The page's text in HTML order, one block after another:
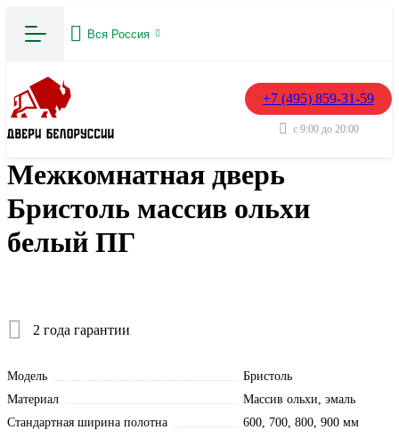
Вся Россия
+7 (495) 859-31-59
с 9:00 до 20:00
Межкомнатная дверь
Бристоль массив ольхи
белый ПГ
2 года гарантии
Модель
Бристоль
Материал
Массив ольхи, эмаль
Стандартная ширина полотна
600, 700, 800, 900 мм